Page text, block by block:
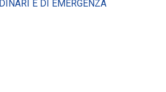
E DI EMERGENZA